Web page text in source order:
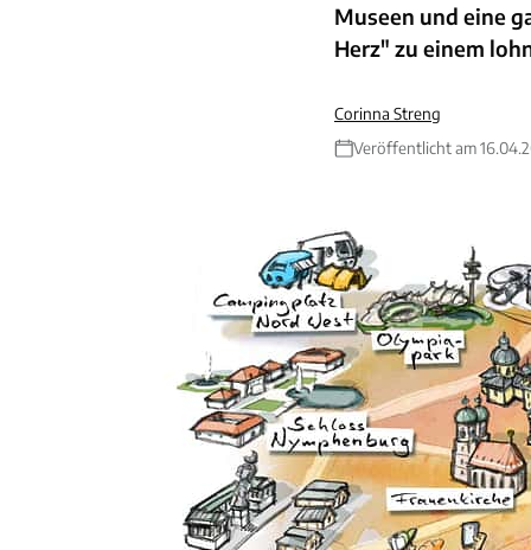
Museen und eine
Herz" zu einem
Corinna Streng
Veröffentlicht am